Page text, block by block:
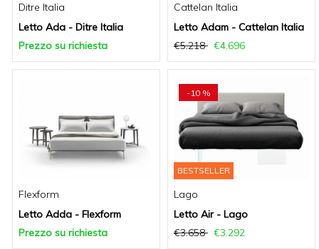
Ditre Italia
Letto Ada - Ditre Italia
Prezzo su richiesta
Cattelan Italia
Letto Adam - Cattelan Italia
€5.218
€4.696
Flexform
Letto Adda - Flexform
Prezzo su richiesta
-10 %
BESTSELLER
Lago
Letto Air - Lago
€3.658
€3.292